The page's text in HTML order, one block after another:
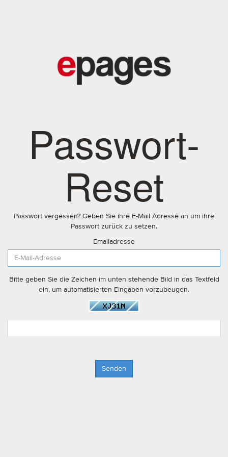
Passwort-
Reset
Passwort vergessen? Geben Sie ihre E-Mail Adresse an um ihre
Passwort zurück zu setzen.
Emailadresse
Bitte geben Sie die Zeichen im unten stehende Bild in das Textfeld
ein, um automatisierten Eingaben vorzubeugen.
Senden